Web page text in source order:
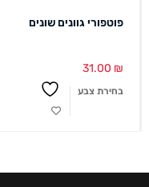
פוטפורי גוונים שונים
31.00 ₪
בחירת צבע